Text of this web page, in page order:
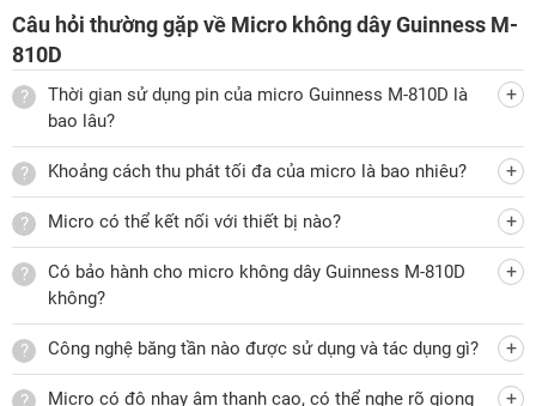
Sản phẩm có đáp tuyến tần số rộng (50Hz - 20KHz) giúp thu
phát sóng ổn định ở phạm vi từ 10 - 15m, phù hợp sử dụng
trong các phòng hát karaoke gia đình, giảng dạy, văn nghệ,
không gian nhỏ...
Sử dụng dễ dàng
Cách sử dụng micro Guinness M-810D vô cùng đơn giản.
Nút nguồn của mic được bố trí ngay trên thân máy để bạn có
thể dễ dàng điều chỉnh ngay trong khi hát. Giữa thân máy có
màn hình LED hiển thị các thông số quan trọng giúp bạn
thuận tiện quan sát, theo dõi.
Đi kèm receiver dung lượng lớn
Micro không dây Guinness M-810D đi kèm receiver có thiết
Câu hỏi thường gặp về Micro không dây Guinness M-
810D
Thời gian sử dụng pin của micro Guinness M-810D là
bao lâu?
Khoảng cách thu phát tối đa của micro là bao nhiêu?
Micro có thể kết nối với thiết bị nào?
Có bảo hành cho micro không dây Guinness M-810D
không?
Công nghệ băng tần nào được sử dụng và tác dụng gì?
Micro có độ nhạy âm thanh cao, có thể nghe rõ giọng